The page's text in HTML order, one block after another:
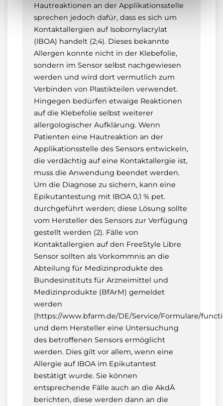
Hautreaktionen an der Applikationsstelle
sprechen jedoch dafür, dass es sich um
Kontaktallergien auf Isobornylacrylat
(IBOA) handelt (2;4). Dieses bekannte
Allergen konnte nicht in der Klebefolie,
sondern im Sensor selbst nachgewiesen
werden und wird dort vermutlich zum
Verbinden von Plastikteilen verwendet.
Hingegen bedürfen etwaige Reaktionen
auf die Klebefolie selbst weiterer
allergologischer Aufklärung. Wenn
Patienten eine Hautreaktion an der
Applikationsstelle des Sensors entwickeln,
die verdächtig auf eine Kontaktallergie ist,
muss die Anwendung beendet werden.
Um die Diagnose zu sichern, kann eine
Epikutantestung mit IBOA 0,1 % pet.
durchgeführt werden; diese Lösung sollte
vom Hersteller des Sensors zur Verfügung
gestellt werden (2). Fälle von
Kontaktallergien auf den FreeStyle Libre
Sensor sollten als Vorkommnis an die
Abteilung für Medizinprodukte des
Bundesinstituts für Arzneimittel und
Medizinprodukte (BfArM) gemeldet
werden
(https://www.bfarm.de/DE/Service/Formulare/
und dem Hersteller eine Untersuchung
des betroffenen Sensors ermöglicht
werden. Dies gilt vor allem, wenn eine
Allergie auf IBOA im Epikutantest
bestätigt wurde. Sie können
entsprechende Fälle auch an die AkdÄ
berichten, diese werden dann an die